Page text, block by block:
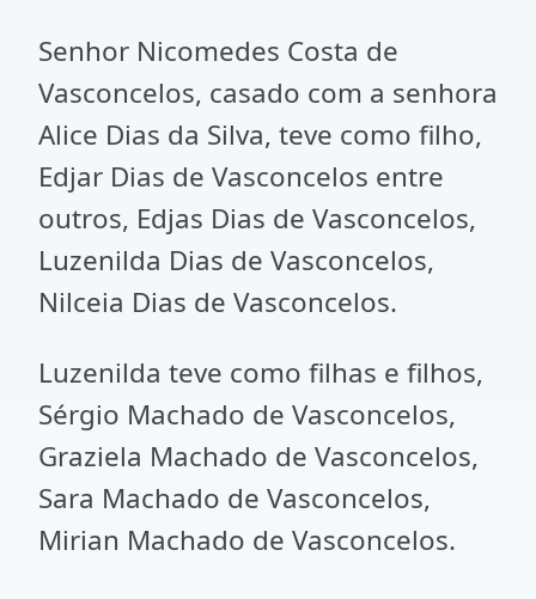
Senhor Nicomedes Costa de
Vasconcelos, casado com a senhora
Alice Dias da Silva, teve como filho,
Edjar Dias de Vasconcelos entre
outros, Edjas Dias de Vasconcelos,
Luzenilda Dias de Vasconcelos,
Nilceia Dias de Vasconcelos.
Luzenilda teve como filhas e filhos,
Sérgio Machado de Vasconcelos,
Graziela Machado de Vasconcelos,
Sara Machado de Vasconcelos,
Mirian Machado de Vasconcelos.